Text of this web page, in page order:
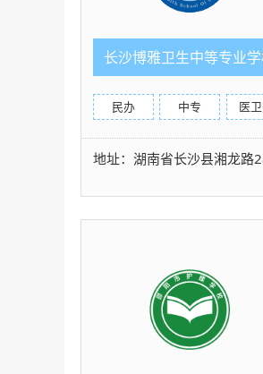
长沙博雅卫生中等专业
民办 中专 医
地址：湖南省长沙县湘龙路